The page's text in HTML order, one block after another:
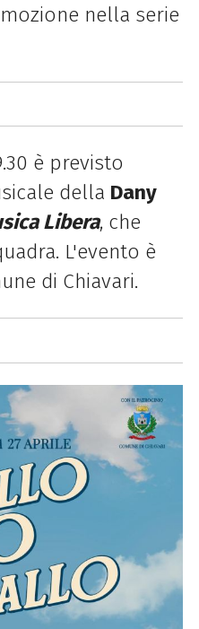
nella serie
è previsto
della Dany
Libera, che
L'evento è
di Chiavari.